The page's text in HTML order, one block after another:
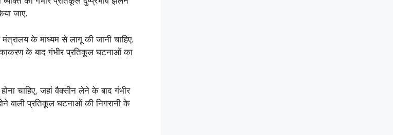
जाए.
के माध्यम से लागू की जानी चाहिए.
के बाद गंभीर प्रतिकूल घटनाओं का
चाहिए, जहां वैक्सीन लेने के बाद गंभीर
वाली प्रतिकूल घटनाओं की निगरानी के